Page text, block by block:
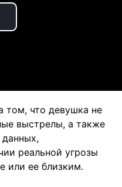
том, что девушка не
выстрелы, а также
данных,
реальной угрозы
или ее близким.